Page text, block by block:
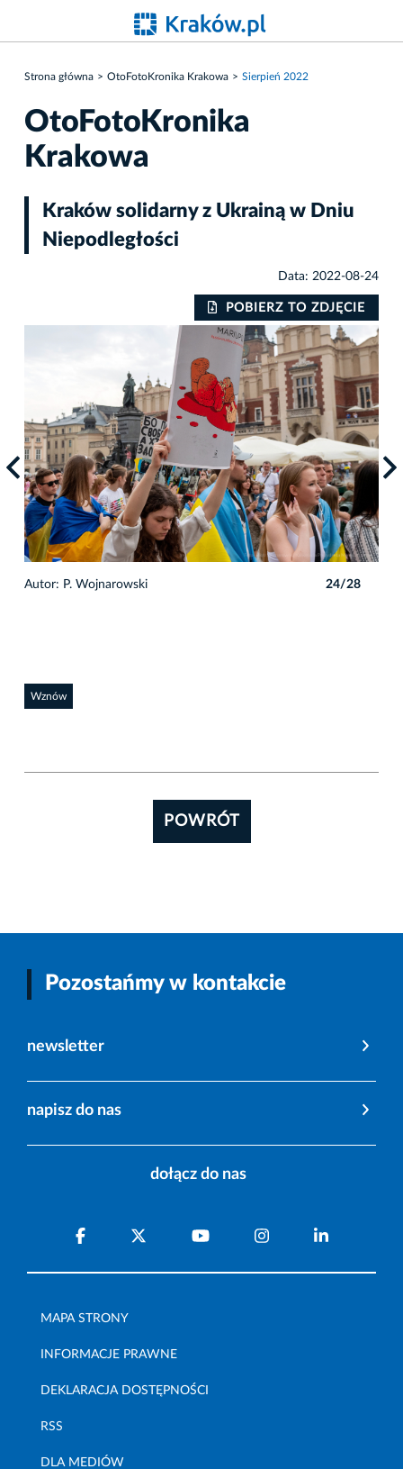
Strona główna OtoFotoKronika Krakowa Sierpień 2022
OtoFotoKronika
Krakowa
Kraków solidarny z Ukrainą w Dniu
Niepodległości
Data: 2022-08-24
POBIERZ TO ZDJĘCIE
Autor: P. Wojnarowski 24/28
Wznów
POWRÓT
Pozostańmy w kontakcie
newsletter
napisz do nas
dołącz do nas
MAPA STRONY
INFORMACJE PRAWNE
DEKLARACJA DOSTĘPNOŚCI
RSS
DLA MEDIÓW